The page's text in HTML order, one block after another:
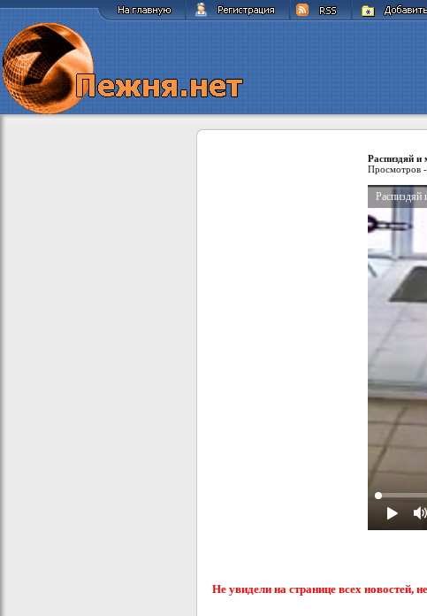
Распиздяй и
Просмотров -
Распиздяй
Не увидели на странице всех новостей,